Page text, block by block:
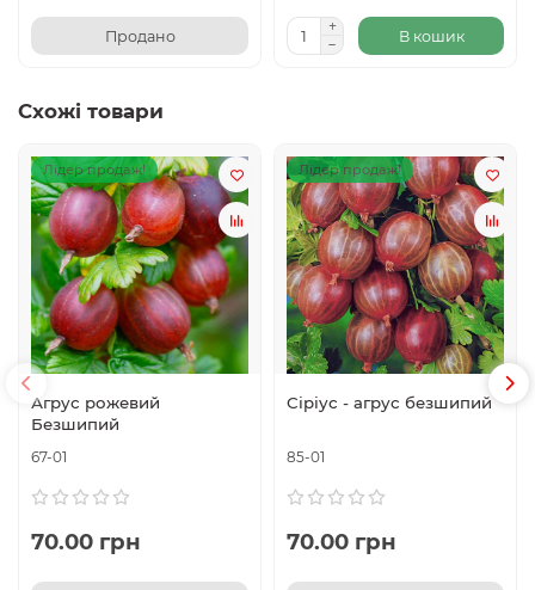
Продано В кошик
Схожі товари
Лідер продаж!
Агрус рожевий
Безшипий
67-01
70.00 грн
Лідер продаж!
Сіріус - агрус безшипий
85-01
70.00 грн